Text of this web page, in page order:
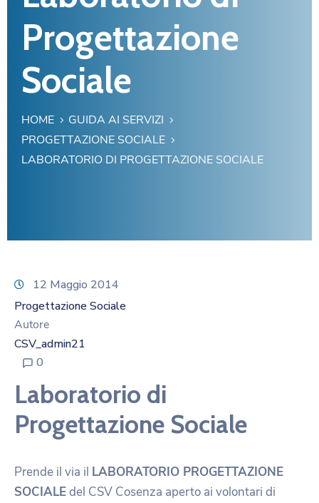
Progettazione
Sociale
HOME
GUIDA AI SERVIZI
PROGETTAZIONE SOCIALE
LABORATORIO DI PROGETTAZIONE SOCIALE
12 Maggio 2014
Progettazione Sociale
Autore
CSV_admin21
0
Laboratorio di
Progettazione Sociale
Prende il via il LABORATORIO PROGETTAZIONE
SOCIALEdel CSV Cosenza aperto ai volontari di